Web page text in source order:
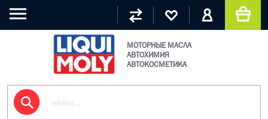
МОТОРНЫЕ МАСЛА
АВТОХИМИЯ
АВТОКОСМЕТИКА